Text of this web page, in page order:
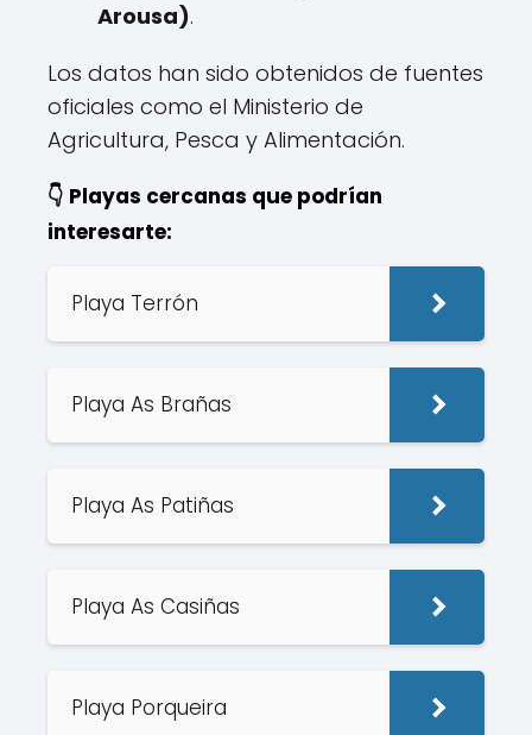
Arousa).
Los datos han sido obtenidos de fuentes
oficiales como el Ministerio de
Agricultura, Pesca y Alimentación.
👇 Playas cercanas que podrían
interesarte:
Playa Terrón
Playa As Brañas
Playa As Patiñas
Playa As Casiñas
Playa Porqueira